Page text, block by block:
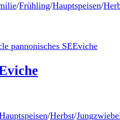
/Frühling/Hauptspeisen/
/Herbst/